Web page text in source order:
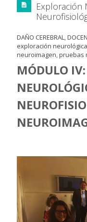
Exploración
DAÑO CEREBRAL,
exploración neurológica
neuroimagen,pruebas
MÓDULO IV: